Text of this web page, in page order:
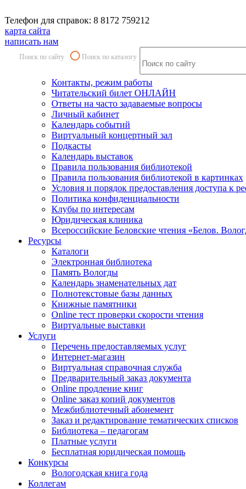
Телефон для справок: 8 8172 759212
карта сайта
написать нам
Поиск по сайту Поиск по каталогу
Контакты, режим работы
Читательский билет ОНЛАЙН
Ответы на часто задаваемые вопросы
Личный кабинет
Календарь событий
Виртуальный концертный зал
Подкасты
Календарь выставок
Правила пользования библиотекой
Правила пользования библиотекой в картинках
Условия и порядок предоставления доступа к
Политика конфиденциальности
Клубы по интересам
Юридическая клиника
Всероссийские Беловские чтения «Белов.
Ресурсы
Каталоги
Электронная библиотека
Память Вологды
Календарь знаменательных дат
Полнотекстовые базы данных
Книжные памятники
Online тест проверки скорости чтения
Виртуальные выставки
Услуги
Перечень предоставляемых услуг
Интернет-магазин
Виртуальная справочная служба
Предварительный заказ документа
Online продление книг
Online заказ копий документов
Межбиблиотечный абонемент
Заказ и редактирование тематических списков
Библиотека – педагогам
Платные услуги
Бесплатная юридическая помощь
Конкурсы
Вологодская книга года
Коллегам